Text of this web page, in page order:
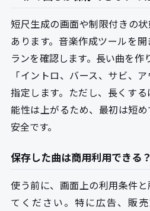
短尺生成の画面や制限付きの
あります。音楽作成ツールを
ランを確認します。長い曲を作
「イントロ、バース、サビ、
指定します。ただし、長くす
能性は上がるため、最初は短
安全です。
保存した曲は商用利用できる？
使う前に、画面上の利用条件
てください。特に広告、販